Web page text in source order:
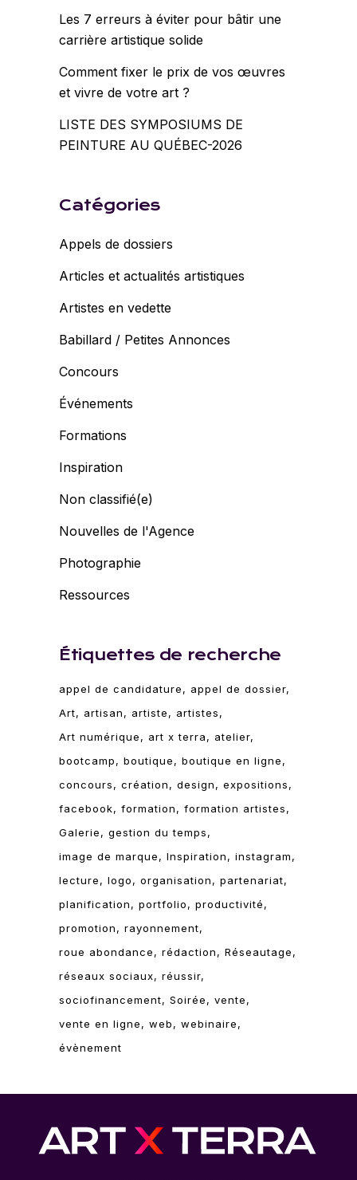
Les 7 erreurs à éviter pour bâtir une
carrière artistique solide
Comment fixer le prix de vos œuvres
et vivre de votre art ?
LISTE DES SYMPOSIUMS DE
PEINTURE AU QUÉBEC-2026
Catégories
Appels de dossiers
Articles et actualités artistiques
Artistes en vedette
Babillard / Petites Annonces
Concours
Événements
Formations
Inspiration
Non classifié(e)
Nouvelles de l'Agence
Photographie
Ressources
Étiquettes de recherche
appel de candidature
appel de dossier
Art
artisan artiste
artistes
Art numérique
art x terra
atelier
bootcamp
boutique
boutique en ligne
concours
création design
expositions
facebook
formation
formation artistes
Galerie
gestion du temps
image de marque
Inspiration
instagram
lecture
logo organisation
partenariat
planification
portfolio
productivité
promotion
rayonnement
roue abondance
rédaction
Réseautage
réseaux sociaux
réussir
sociofinancement
Soirée
vente
vente en ligne
web
webinaire
évènement